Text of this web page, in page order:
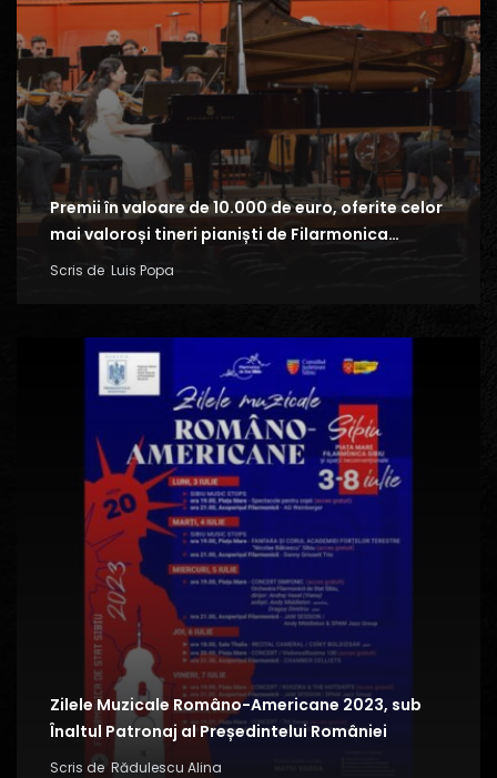
Premii în valoare de 10.000 de euro, oferite celor
mai valoroși tineri pianiști de Filarmonica…
Scris de Luis Popa
Zilele Muzicale Româno-Americane 2023, sub
Înaltul Patronaj al Președintelui României
Scris de Rădulescu Alina